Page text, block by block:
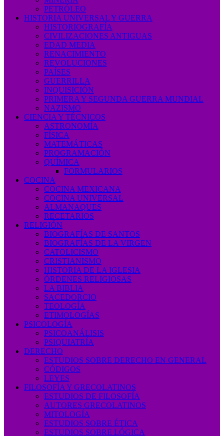
PETRÓLEO
HISTORIA UNIVERSAL Y GUERRA
HISTORIOGRAFÍA
CIVILIZACIONES ANTIGUAS
EDAD MEDIA
RENACIMIENTO
REVOLUCIONES
PAÍSES
GUERRILLA
INQUISICIÓN
PRIMERA Y SEGUNDA GUERRA MUNDIAL
NAZISMO
CIENCIA Y TÉCNICOS
ASTRONOMÍA
FÍSICA
MATEMÁTICAS
PROGRAMACIÓN
QUÍMICA
FORMULARIOS
COCINA
COCINA MEXICANA
COCINA UNIVERSAL
ALMANAQUES
RECETARIOS
RELIGIÓN
BIOGRAFÍAS DE SANTOS
BIOGRAFÍAS DE LA VIRGEN
CATOLICISMO
CRISTIANISMO
HISTORIA DE LA IGLESIA
ÓRDENES RELIGIOSAS
LA BIBLIA
SACEDORCIO
TEOLOGÍA
ETIMOLOGÍAS
PSICOLOGÍA
PSICOANÁLISIS
PSIQUIATRÍA
DERECHO
ESTUDIOS SOBRE DERECHO EN GENERAL
CÓDIGOS
LEYES
FILOSOFÍA Y GRECOLATINOS
ESTUDIOS DE FILOSOFÍA
AUTORES GRECOLATINOS
MITOLOGÍA
ESTUDIOS SOBRE ÉTICA
ESTUDIOS SOBRE LÓGICA